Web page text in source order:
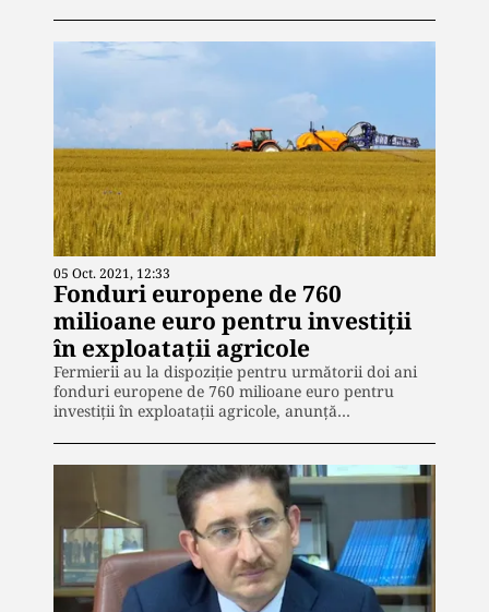
05 Oct. 2021, 12:33
Fonduri europene de 760
milioane euro pentru investiţii
în exploataţii agricole
Fermierii au la dispoziție pentru următorii doi ani
fonduri europene de 760 milioane euro pentru
investiţii în exploataţii agricole, anunță…